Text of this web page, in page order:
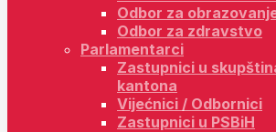
Odbor za
Odbor za zdravstvo
Parlamentarci
Zastupnici u
kantona
Vijećnici / Odbornici
Zastupnici u PSBiH